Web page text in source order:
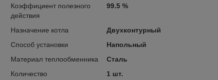
Коэффициент полезного
действия
99.5 %
Назначение котла
Двухконтурный
Способ установки
Напольный
Материал теплообменника
Сталь
Количество
1 шт.